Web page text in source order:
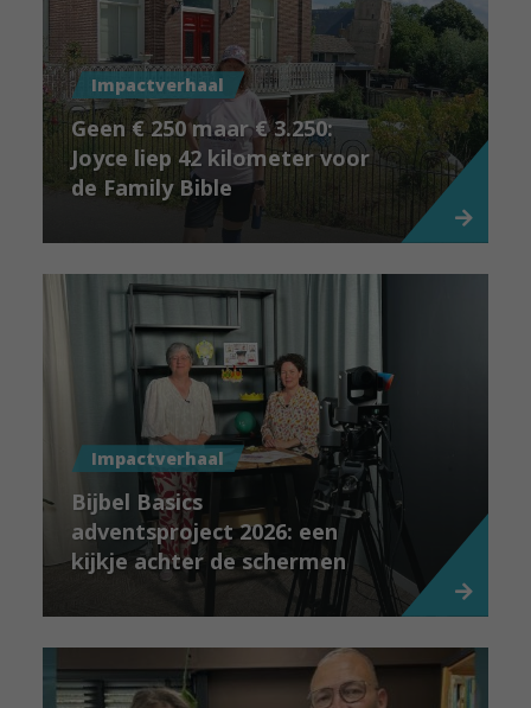
Impactverhaal
Geen € 250 maar € 3.250:
Joyce liep 42 kilometer voor
de Family Bible
Impactverhaal
Bijbel Basics
adventsproject 2026: een
kijkje achter de schermen